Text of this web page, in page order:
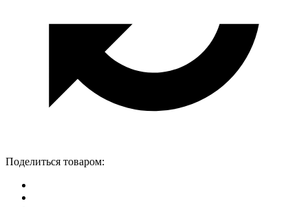
Поделиться товаром: